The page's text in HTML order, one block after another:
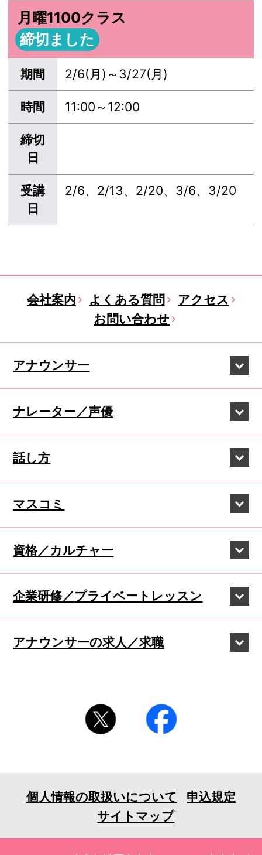
月曜1100クラス
締切ました
期間 2/6(月)～3/27(月)
時間 11:00～12:00
締切
日
受講
日
2/6、2/13、2/20、3/6、3/20
会社案内 よくある質問
アクセス
お問い合わせ
アナウンサー
ナレーター／声優
話し方
マスコミ
資格／カルチャー
企業研修／プライベートレッスン
アナウンサーの求人／求職
個人情報の取扱いについて
申込規定
サイトマップ